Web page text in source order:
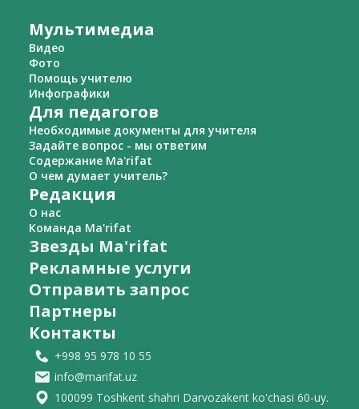
Мультимедиа
Видео
Фото
Помощь учителю
Инфографики
Для педагогов
Необходимые документы для учителя
Задайте вопрос - мы ответим
Содержание Ma'rifat
О чем думает учитель?
Редакция
О нас
Команда Ma'rifat
Звезды Ma'rifat
Рекламные услуги
Отправить запрос
Партнеры
Контакты
+998 95 978 10 55
info@marifat.uz
100099 Toshkent shahri Darvozakent ko'chasi 60-uy.